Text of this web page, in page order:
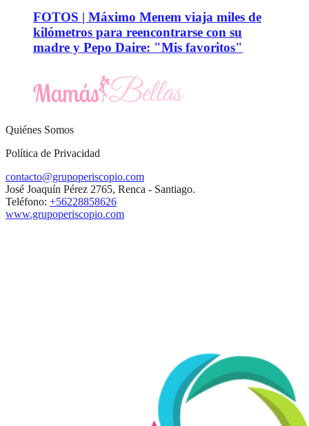
FOTOS | Máximo Menem viaja miles de
kilómetros para reencontrarse con su
madre y Pepo Daire: "Mis favoritos"
Quiénes Somos
Política de Privacidad
contacto@grupoperiscopio.com
José Joaquín Pérez 2765, Renca - Santiago.
Teléfono: +56228858626
www.grupoperiscopio.com